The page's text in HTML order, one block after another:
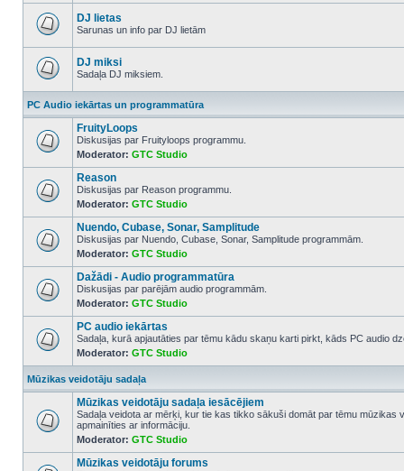
unread
posts
unread
posts
DJ lietas
Sarunas un info par DJ lietām
unread
posts
DJ miksi
Sadaļa DJ miksiem.
PC Audio iekārtas un programmatūra
No
unread
posts
FruityLoops
Diskusijas par Fruityloops programmu.
Moderator: GTC Studio
No
unread
posts
Reason
Diskusijas par Reason programmu.
Moderator: GTC Studio
No
unread
posts
Nuendo, Cubase, Sonar, Samplitude
Diskusijas par Nuendo, Cubase, Sonar, Samplitude programmām.
Moderator: GTC Studio
No
unread
posts
Dažādi - Audio programmatūra
Diskusijas par parējām audio programmām.
Moderator: GTC Studio
No
unread
posts
PC audio iekārtas
Sadaļa, kurā apjautāties par tēmu kādu skaņu karti pirkt, kāds PC audio
Moderator: GTC Studio
Mūzikas veidotāju sadaļa
No
posts
Mūzikas veidotāju sadaļa iesācējiem
Sadaļa veidota ar mērķi, kur tie kas tikko sākuši domāt par tēmu mūzikas
apmainīties ar informāciju.
Moderator: GTC Studio
Mūzikas veidotāju forums